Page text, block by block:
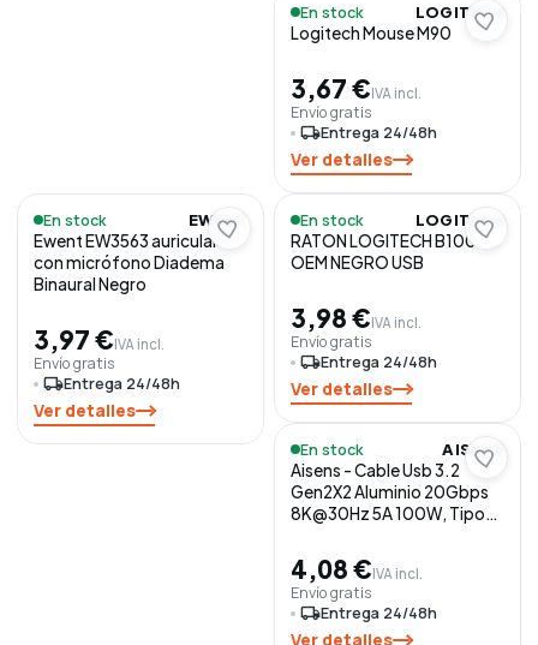
En stock LOGITECH
Logitech Mouse M90
3,67 €IVA incl.
Envío gratis
local_shippingEntrega 24/48h
Ver detalles
En stock EWENT
Ewent EW3563 auricular
con micrófono Diadema
Binaural Negro
3,97 €IVA incl.
Envío gratis
local_shippingEntrega 24/48h
Ver detalles
En stock LOGITECH
RATON LOGITECH B100
OEM NEGRO USB
3,98 €IVA incl.
Envío gratis
local_shippingEntrega 24/48h
Ver detalles
En stock AISENS
Aisens - Cable Usb 3.2
Gen2X2 Aluminio 20Gbps
8K@30Hz 5A 100W, Tipo
4,08 €IVA incl.
Envío gratis
local_shippingEntrega 24/48h
Ver detalles